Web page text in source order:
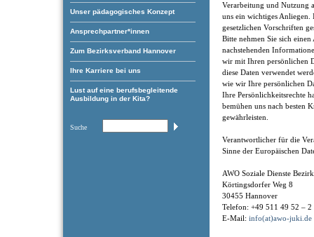
Unser pädagogisches Konzept
Ansprechpartner*innen
Zum Bezirksverband Hannover
Ihre Karriere bei uns
Lust auf eine berufsbegleitende
Ausbildung in der Kita?
Suche
Verarbeitung und Nutzung
uns ein wichtiges Anliegen.
gesetzlichen Vorschriften
Bitte nehmen Sie sich
nachstehenden
wir mit Ihren persönlichen
diese Daten verwendet
wie wir Ihre persönlichen
Ihre Persönlichkeitsrechte
bemühen uns nach besten
gewährleisten.
Verantwortlicher für die
Sinne der Europäischen
AWO Soziale Dienste
Körtingsdorfer Weg 8
30455 Hannover
Telefon: +49 511 49 52 – 2
E-Mail: info(at)awo-juki.de